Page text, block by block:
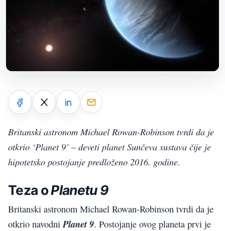
Britanski astronom Michael Rowan-Robinson tvrdi da je
otkrio ‘Planet 9’ – deveti planet Sunčeva sustava čije je
hipotetsko postojanje predloženo 2016. godine.
Teza oPlanetu 9
Britanski astronom Michael Rowan-Robinson tvrdi da je
otkrio navodni Planet 9. Postojanje ovog planeta prvi je